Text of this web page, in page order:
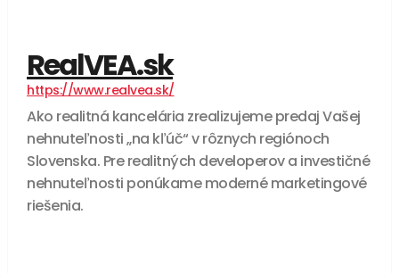
RealVEA.sk
https://www.realvea.sk/
Ako realitná kancelária zrealizujeme predaj Vašej
nehnuteľnosti „na kľúč“ v rôznych regiónoch
Slovenska. Pre realitných developerov a investičné
nehnuteľnosti ponúkame moderné marketingové
riešenia.